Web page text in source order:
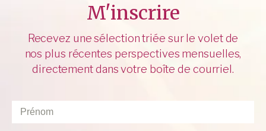
M'inscrire
Recevez une sélection triée sur le volet de
nos plus récentes perspectives mensuelles,
directement dans votre boîte de courriel.
Prénom*